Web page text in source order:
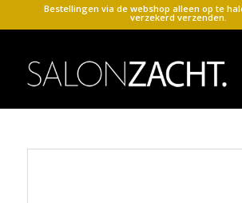
Bestellingen via de webshop alleen op te
verzekerd verzenden.